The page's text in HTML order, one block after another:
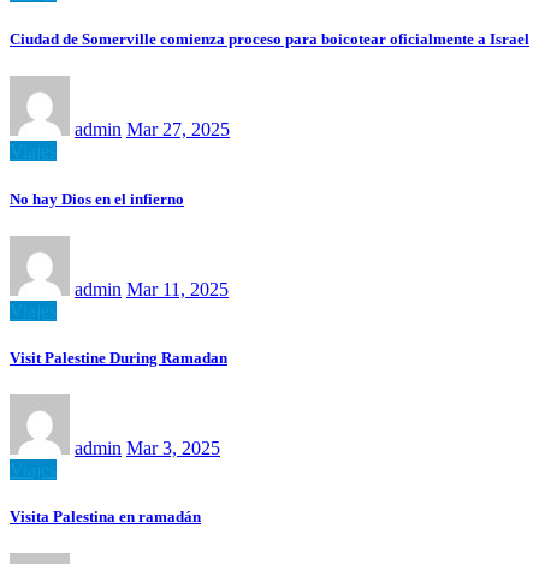
Ciudad de Somerville comienza proceso para boicotear oficialmente a Israel
admin Mar 27, 2025
No hay Dios en el infierno
admin Mar 11, 2025
Visit Palestine During Ramadan
admin Mar 3, 2025
Visita Palestina en ramadán